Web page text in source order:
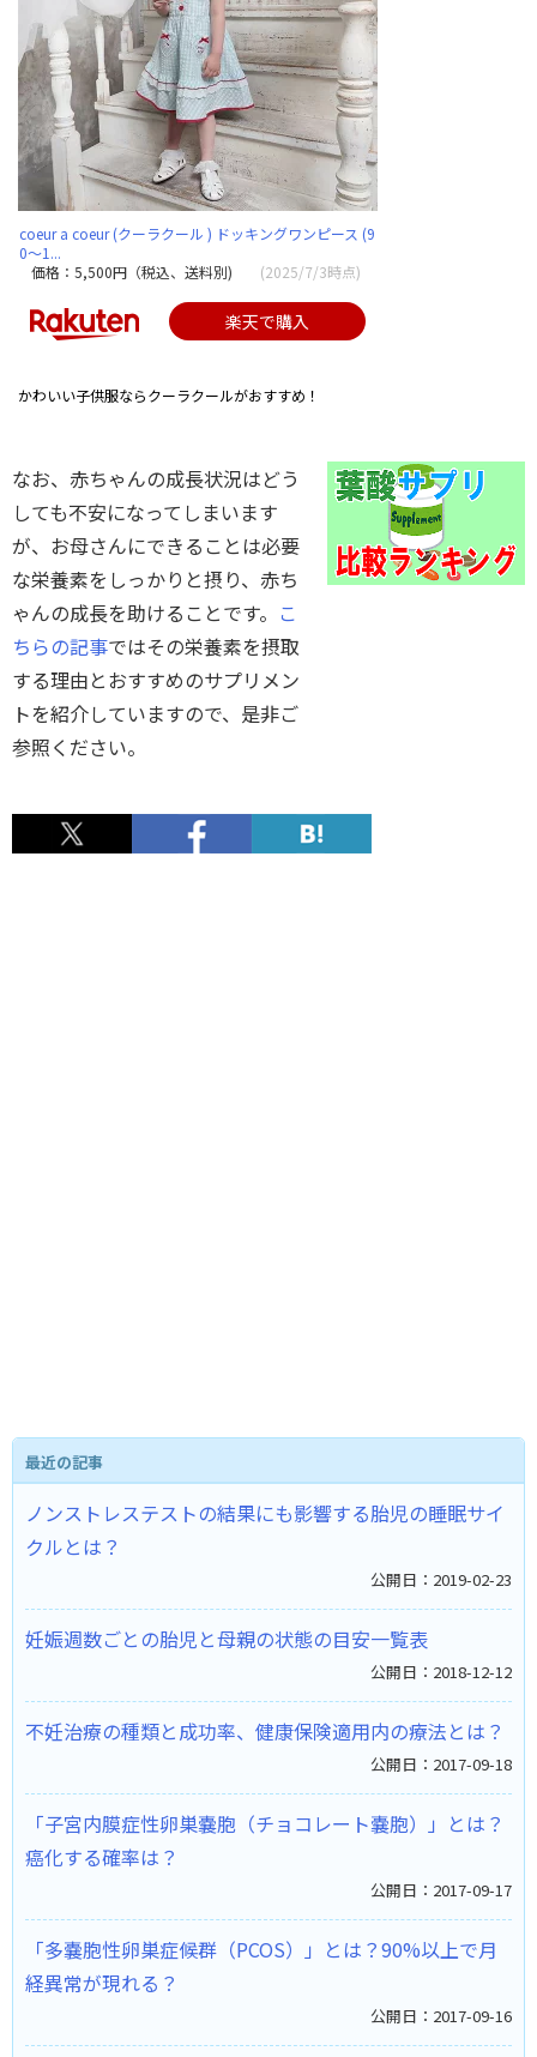
coeur a coeur (クーラクール ) ドッキングワンピース (9
0〜1...
価格：5,500円（税込、送料別)
(2025/7/3時点)
楽天で購入
かわいい子供服ならクーラクールがおすすめ！
なお、赤ちゃんの成長状況はどう
しても不安になってしまいます
が、お母さんにできることは必要
な栄養素をしっかりと摂り、赤ち
ゃんの成長を助けることです。 こ
ちらの記事ではその栄養素を摂取
する理由とおすすめのサプリメン
トを紹介していますので、是非ご
参照ください。
最近の記事
ノンストレステストの結果にも影響する胎児の睡眠サイ
クルとは？ ​
公開日：2019-02-23
妊娠週数ごとの胎児と母親の状態の目安一覧表
公開日：2018-12-12
不妊治療の種類と成功率、健康保険適用内の療法とは？
公開日：2017-09-18
「子宮内膜症性卵巣嚢胞（チョコレート嚢胞）」とは？
癌化する確率は？
公開日：2017-09-17
「多嚢胞性卵巣症候群（PCOS）」とは？90%以上で月
経異常が現れる？
公開日：2017-09-16